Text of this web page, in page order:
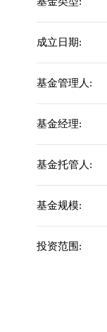
成立日期:
基金管理人:
基金经理:
基金托管人:
基金规模:
投资范围: